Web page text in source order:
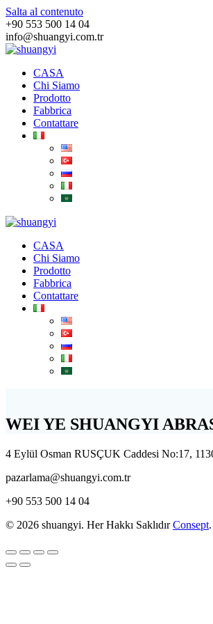
Salta al contenuto
+90 553 500 14 04
info@shuangyi.com.tr
CASA
Chi Siamo
Prodotto
Fabbrica
Contattare
CASA
Chi Siamo
Prodotto
Fabbrica
Contattare
WEI YE SHUANGYI
4 Eylül Osman RUSÇUK Caddesi No:17,
pazarlama@shuangyi.com.tr
+90 553 500 14 04
© 2026 shuangyi. Her Hakkı SaklıdırConsept.